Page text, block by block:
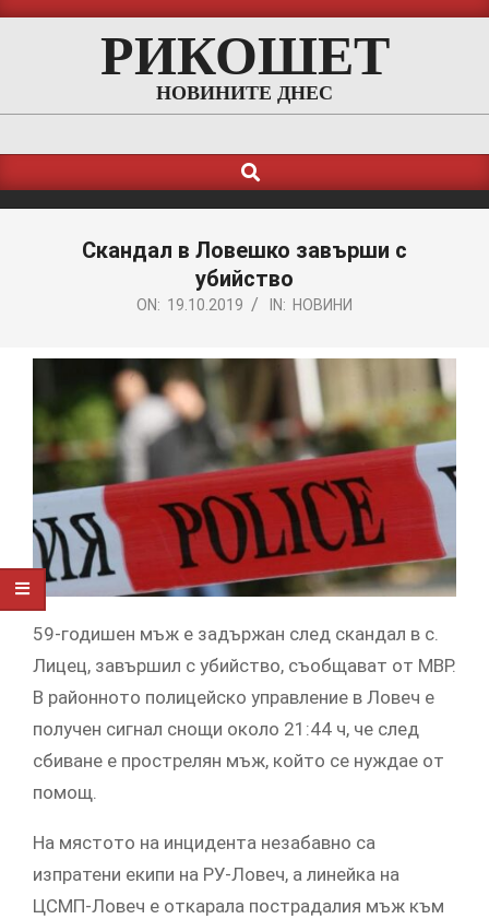
Skip
РИКОШЕТ
НОВИНИТЕ ДНЕС
Navigation
Search
Скандал в Ловешко завърши с
убийство
ON: 19.10.2019 IN: НОВИНИ
59-годишен мъж е задържан след скандал в с.
Лицец, завършил с убийство, съобщават от МВР.
В районното полицейско управление в Ловеч е
получен сигнал снощи около 21:44 ч, че след
сбиване е прострелян мъж, който се нуждае от
помощ.
На мястото на инцидента незабавно са
изпратени екипи на РУ-Ловеч, а линейка на
ЦСМП-Ловеч е откарала пострадалия мъж към